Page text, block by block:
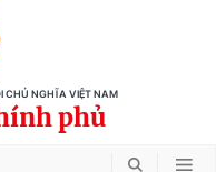
CHỦ NGHĨA VIỆT NAM
phủ